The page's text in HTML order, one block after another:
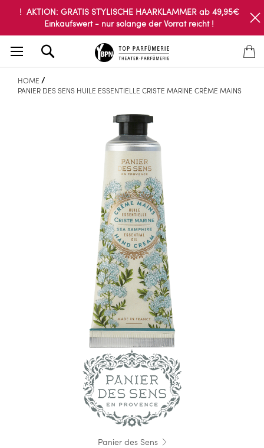
! AKTION: GRATIS STYLISCHE HAARKLAMMER ab 49,95€
Einkaufswert - nur solange der Vorrat reicht !
HOME
PANIER DES SENS HUILE ESSENTIELLE CRISTE MARINE CRÈME MAINS
Panier des Sens